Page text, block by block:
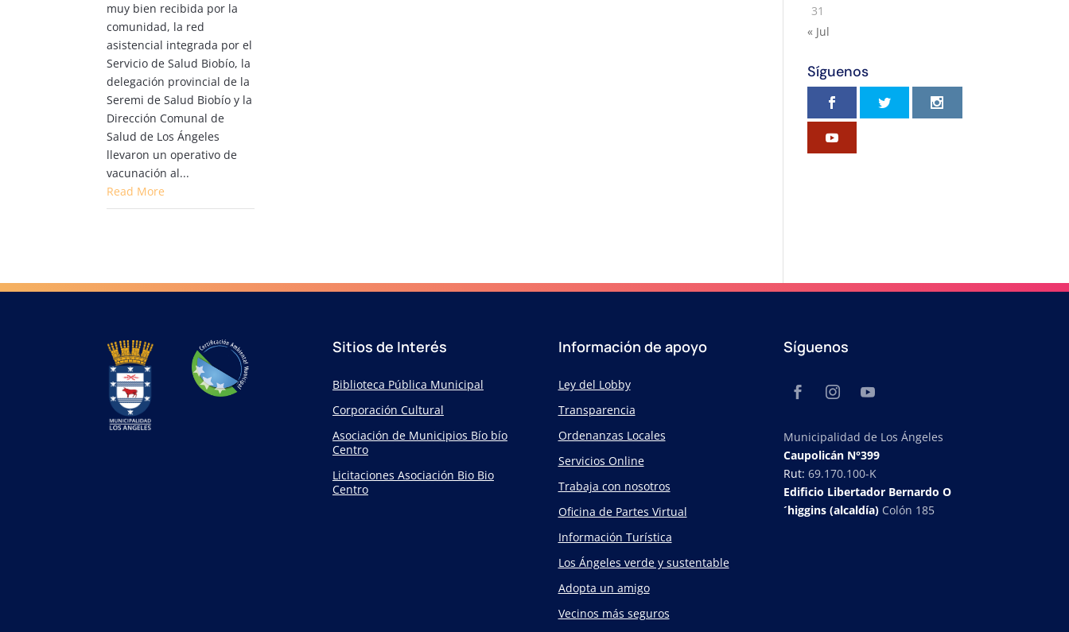
muy bien recibida por la
comunidad, la red
asistencial integrada por el
Servicio de Salud Biobío, la
delegación provincial de la
Seremi de Salud Biobío y la
Dirección Comunal de
Salud de Los Ángeles
llevaron un operativo de
vacunación al...
Read More
31
« Jul
Síguenos
Sitios de Interés
Biblioteca Pública Municipal
Corporación Cultural
Asociación de Municipios Bío bío
Centro
Licitaciones Asociación Bio Bio
Centro
Información de apoyo
Ley del Lobby
Transparencia
Ordenanzas Locales
Servicios Online
Trabaja con nosotros
Oficina de Partes Virtual
Información Turística
Los Ángeles verde y sustentable
Adopta un amigo
Vecinos más seguros
Síguenos
Municipalidad de Los Ángeles
Caupolicán N°399
Rut:69.170.100-K
Edificio Libertador Bernardo O
´higgins (alcaldía) Colón 185